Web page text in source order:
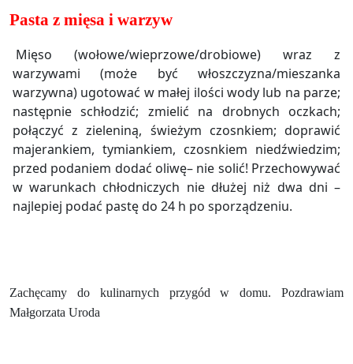
Pasta z mięsa i warzyw
Mięso (wołowe/wieprzowe/drobiowe) wraz z
warzywami (może być włoszczyzna/mieszanka
warzywna) ugotować w małej ilości wody lub na parze;
następnie schłodzić; zmielić na drobnych oczkach;
połączyć z zieleniną, świeżym czosnkiem; doprawić
majerankiem, tymiankiem, czosnkiem niedźwiedzim;
przed podaniem dodać oliwę– nie solić! Przechowywać
w warunkach chłodniczych nie dłużej niż dwa dni –
najlepiej podać pastę do 24 h po sporządzeniu.
Zachęcamy do kulinarnych przygód w domu. Pozdrawiam
Małgorzata Uroda